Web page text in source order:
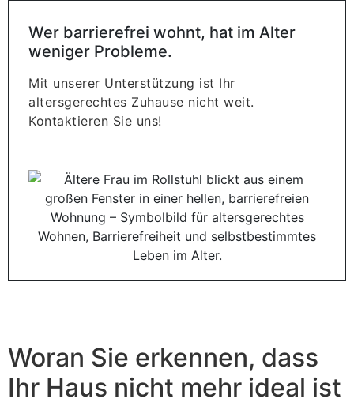
Wer barrierefrei wohnt, hat im Alter
weniger Probleme.
Mit unserer Unterstützung ist Ihr
altersgerechtes Zuhause nicht weit.
Kontaktieren Sie uns!
Woran Sie erkennen, dass
Ihr Haus nicht mehr ideal ist